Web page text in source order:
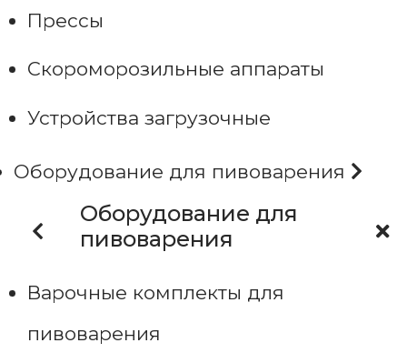
Прессы
Скороморозильные аппараты
Устройства загрузочные
Оборудование для пивоварения
Оборудование для
пивоварения
Варочные комплекты для
пивоварения